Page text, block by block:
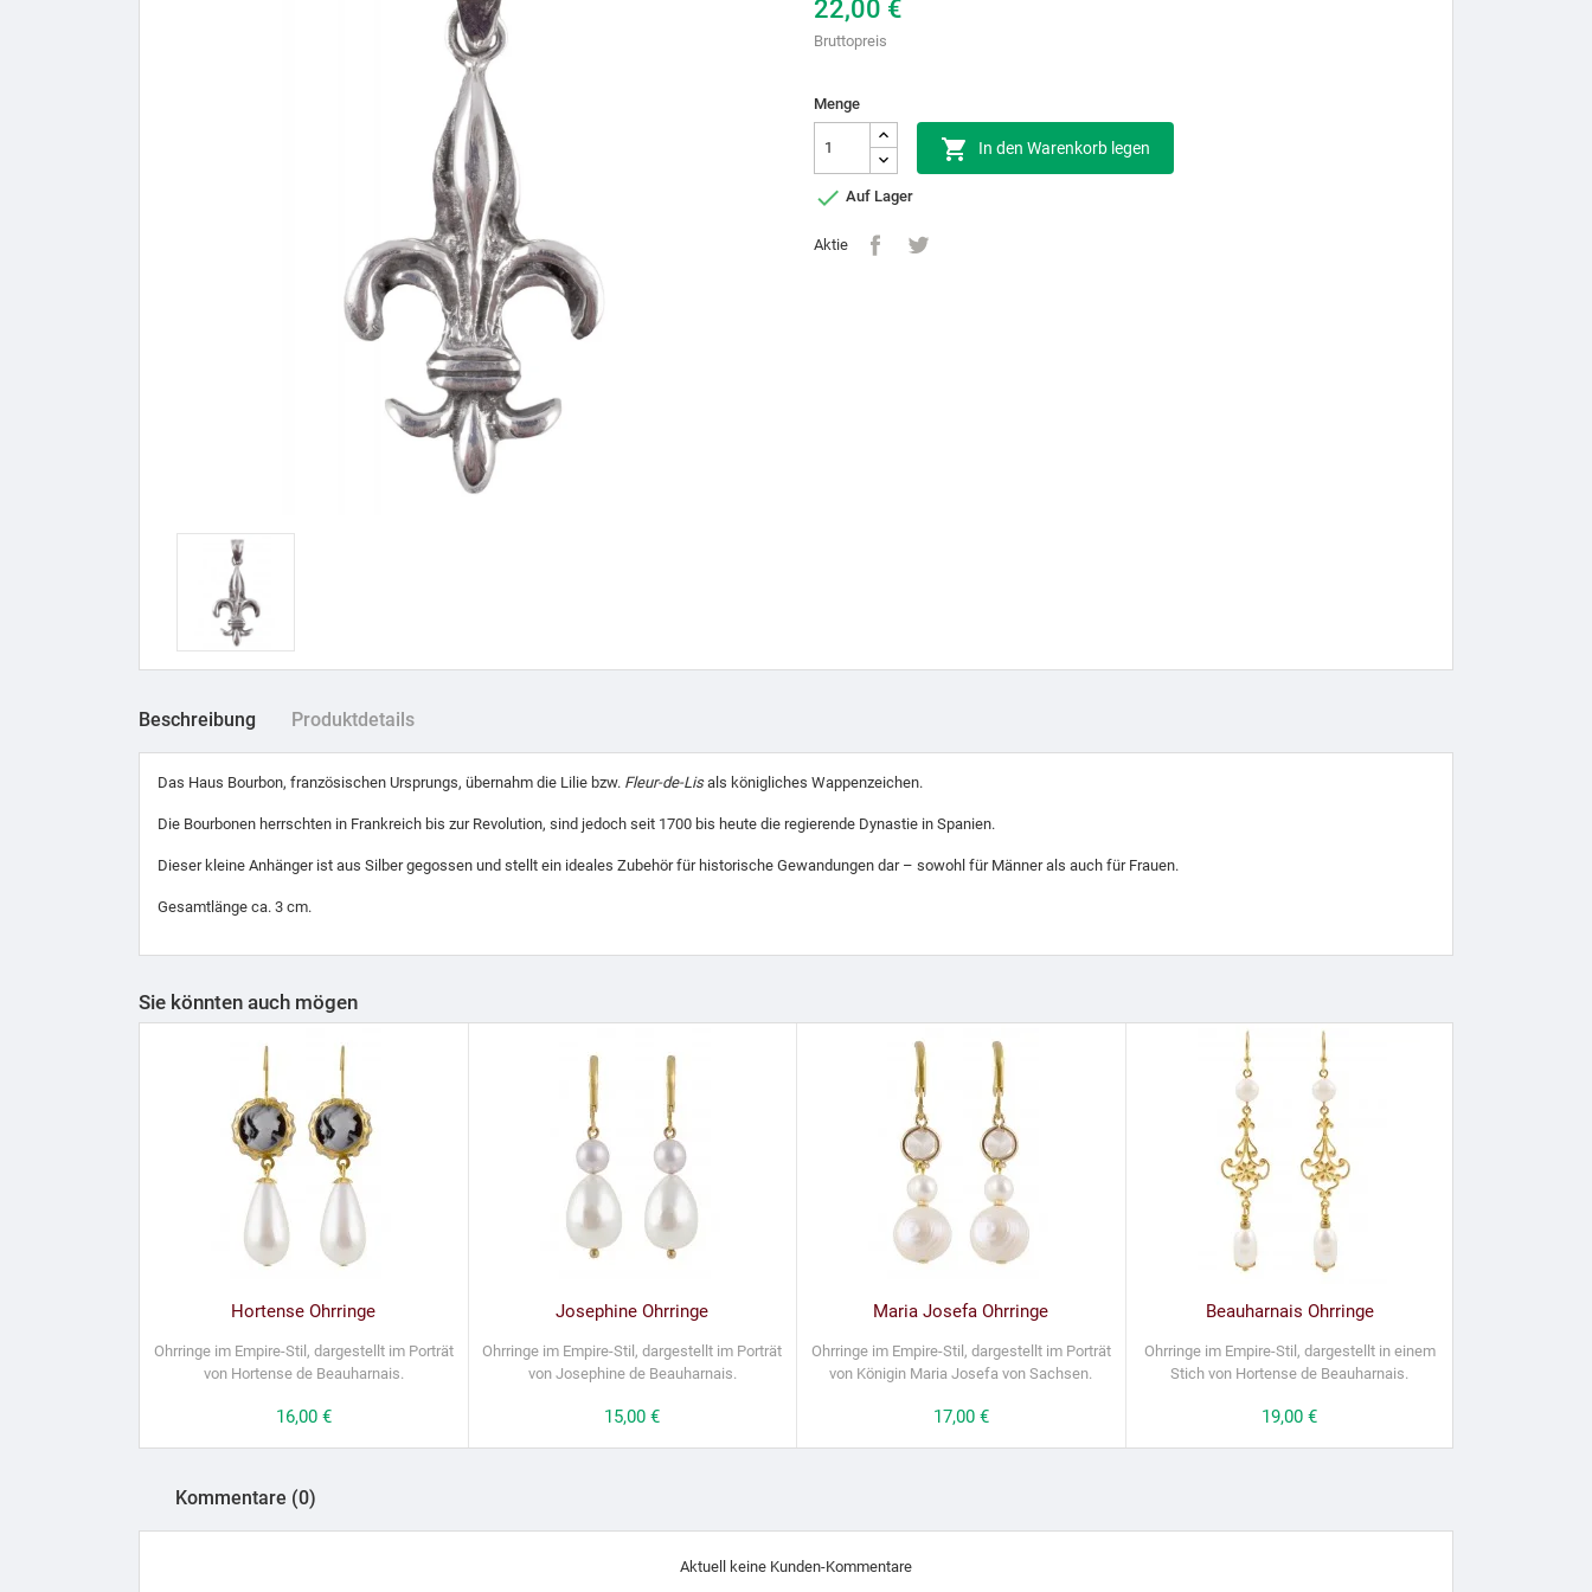
22,00 €
Bruttopreis
Menge
 In den Warenkorb legen
 Auf Lager
Aktie
Beschreibung Produktdetails
Das Haus Bourbon, französischen Ursprungs, übernahm die Lilie bzw. Fleur-de-Lisals königliches Wappenzeichen.
Die Bourbonen herrschten in Frankreich bis zur Revolution, sind jedoch seit 1700 bis heute die regierende Dynastie in Spanien.
Dieser kleine Anhänger ist aus Silber gegossen und stellt ein ideales Zubehör für historische Gewandungen dar – sowohl für Männer als auch für Frauen.
Gesamtlänge ca. 3 cm.
Sie könnten auch mögen
Hortense Ohrringe
Ohrringe im Empire-Stil, dargestellt im Porträt
von Hortense de Beauharnais.
Preis
16,00 €
Josephine Ohrringe
Ohrringe im Empire-Stil, dargestellt im Porträt
von Josephine de Beauharnais.
Preis
15,00 €
Maria Josefa Ohrringe
Ohrringe im Empire-Stil, dargestellt im Porträt
von Königin Maria Josefa von Sachsen.
Preis
17,00 €
Beauharnais Ohrringe
Ohrringe im Empire-Stil, dargestellt in einem
Stich von Hortense de Beauharnais.
Preis
19,00 €
Kommentare (0)
Aktuell keine Kunden-Kommentare